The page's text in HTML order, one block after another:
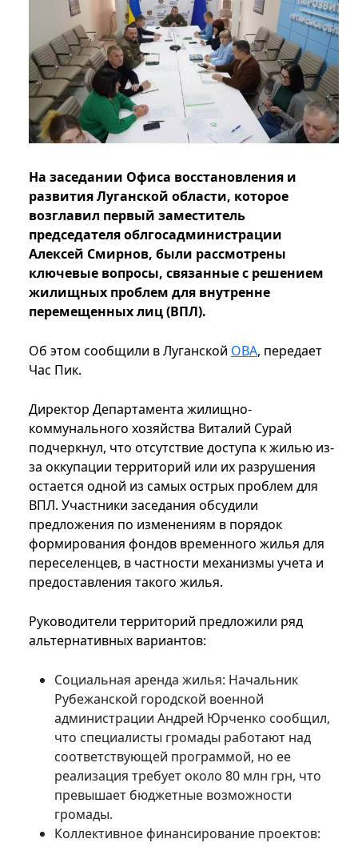
На заседании Офиса восстановления и
развития Луганской области, которое
возглавил первый заместитель
председателя облгосадминистрации
Алексей Смирнов, были рассмотрены
ключевые вопросы, связанные с решением
жилищных проблем для внутренне
перемещенных лиц (ВПЛ).
Об этом сообщили в Луганской ОВА, передает
Час Пик.
Директор Департамента жилищно-
коммунального хозяйства Виталий Сурай
подчеркнул, что отсутствие доступа к жилью из-
за оккупации территорий или их разрушения
остается одной из самых острых проблем для
ВПЛ. Участники заседания обсудили
предложения по изменениям в порядок
формирования фондов временного жилья для
переселенцев, в частности механизмы учета и
предоставления такого жилья.
Руководители территорий предложили ряд
альтернативных вариантов:
Социальная аренда жилья: Начальник
Рубежанской городской военной
администрации Андрей Юрченко сообщил,
что специалисты громады работают над
соответствующей программой, но ее
реализация требует около 80 млн грн, что
превышает бюджетные возможности
громады.
Коллективное финансирование проектов: